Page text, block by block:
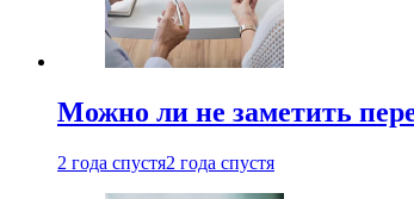
Можно ли не заметить
2 года спустя2 года спустя